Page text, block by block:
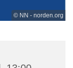
© NN - norden.org